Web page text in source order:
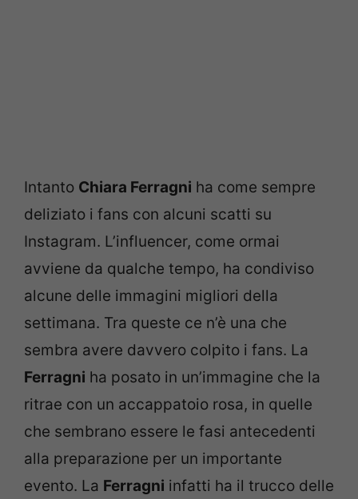
Intanto Chiara Ferragni ha come sempre
deliziato i fans con alcuni scatti su
Instagram. L’influencer, come ormai
avviene da qualche tempo, ha condiviso
alcune delle immagini migliori della
settimana. Tra queste ce n’è una che
sembra avere davvero colpito i fans. La
Ferragni ha posato in un’immagine che la
ritrae con un accappatoio rosa, in quelle
che sembrano essere le fasi antecedenti
alla preparazione per un importante
evento. La Ferragni infatti ha il trucco delle